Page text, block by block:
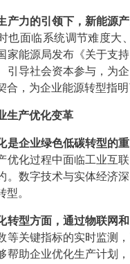
力的引领下，新能源产
也面临系统调节难度大
家能源局发布《关于支
引导社会资本参与，为
合，为企业能源转型指明
生产优化变革
是企业绿色低碳转型的
优化过程中面临工业互
。数字技术与实体经济
型。
转型方面，通过物联网
等关键指标的实时监测
帮助企业优化生产计划